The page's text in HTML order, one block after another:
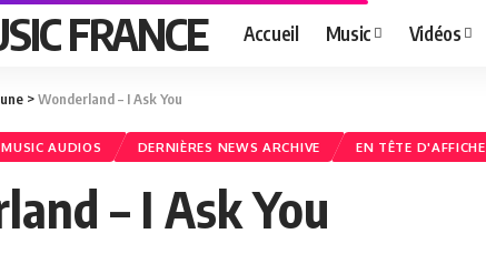
FRANCE Accueil Music Vidéos
>Wonderland – I Ask You
AUDIOS DERNIÈRES NEWS ARCHIVE EN TÊTE D'AFFICHE
– I Ask You